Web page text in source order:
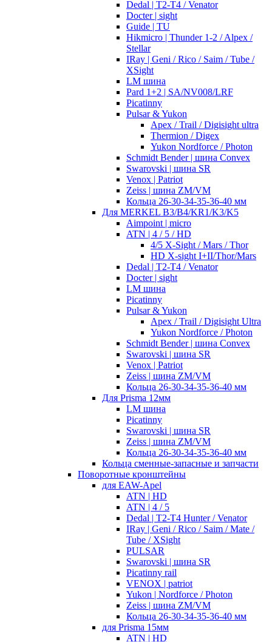
Dedal | T2-T4 / Venator
Docter | sight
Guide | TU
Hikmicro | Thunder 1-2 / Alpex /
Stellar
IRay | Geni / Rico / Saim / Tube /
XSight
LM шина
Pard 1+2 | SA/NV008/LRF
Picatinny
Pulsar & Yukon
Apex / Trail / Digisight ultra
Thermion / Digex
Yukon Nordforce / Photon
Schmidt Bender | шина Convex
Swarovski | шина SR
Venox | Patriot
Zeiss | шина ZM/VM
Кольца 26-30-34-35-36-40 мм
Для MERKEL B3/B4/KR1/K3/K5
Aimpoint | micro
ATN | 4 / 5 / HD
4/5 X-Sight / Mars / Thor
HD X-sight I+II/Thor/Mars
Dedal | T2-T4 / Venator
Docter | sight
LM шина
Picatinny
Pulsar & Yukon
Apex / Trail / Digisight Ultra
Yukon Nordforce / Photon
Schmidt Bender | шина Convex
Swarovski | шина SR
Venox | Patriot
Zeiss | шина ZM/VM
Кольца 26-30-34-35-36-40 мм
Для Prisma 12мм
LM шина
Picatinny
Swarovski | шина SR
Zeiss | шина ZM/VM
Кольца 26-30-34-35-36-40 мм
Кольца сменные-запасные и запчасти
Поворотные кронштейны
для EAW-Apel
ATN | HD
ATN | 4 / 5
Dedal | T2-T4 Hunter / Venator
IRay | Geni / Rico / Saim / Mate /
Tube / XSight
PULSAR
Swarovski | шина SR
Picatinny rail
VENOX | patriot
Yukon | Nordforce / Photon
Zeiss | шина ZM/VM
Кольца 26-30-34-35-36-40 мм
для Prisma 15мм
ATN | HD